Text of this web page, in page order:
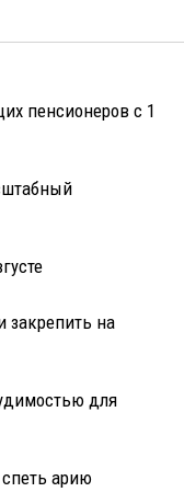
пенсионеров с 1
закрепить на
для
арию